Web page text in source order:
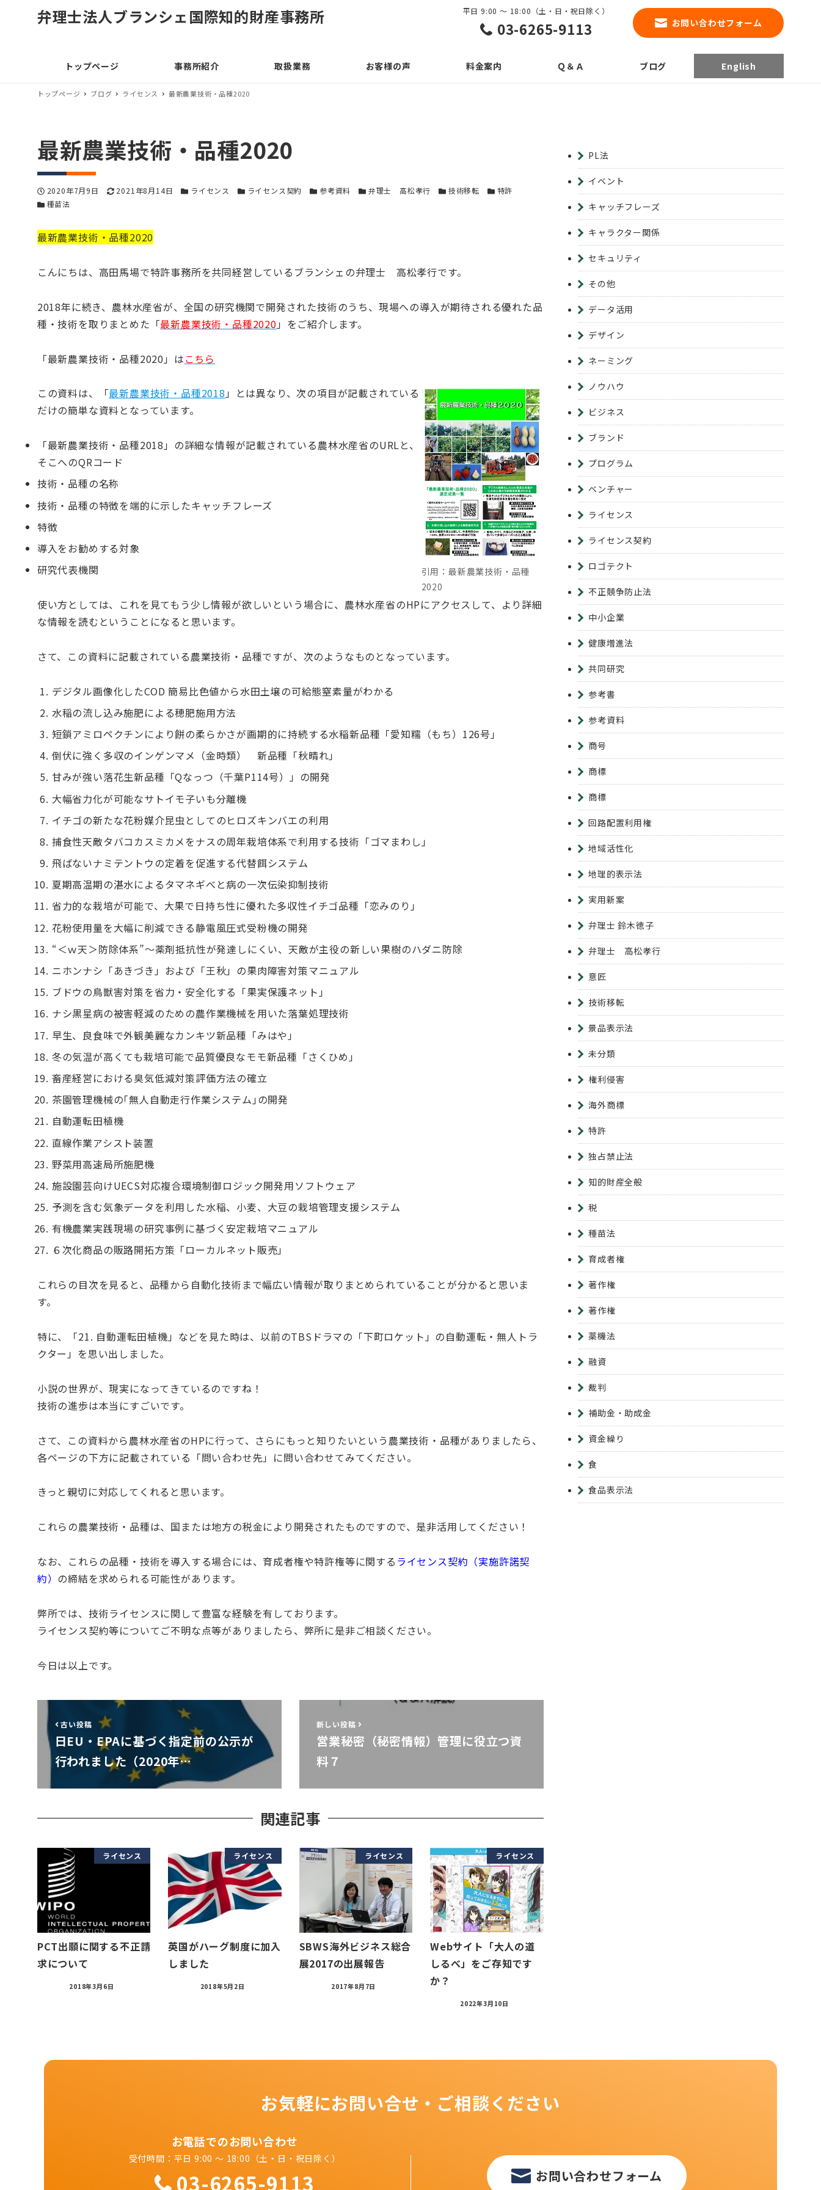
弁理士法人ブランシェ国際知的財産事務所
03-6265-9113
平日 9:00 ～ 18:00（土・日・祝日除く）
お問い合わせフォーム
トップページ 事務所紹介 取扱業務 お客様の声 料金案内 Ｑ＆Ａ ブログ English
トップページ ブログ ライセンス 最新農業技術・品種2020
最新農業技術・品種2020
投稿日
2020年7月9日 更新日
2021年8月14日 カテゴリー
ライセンス カテゴリー
ライセンス契約 カテゴリー
参考資料 カテゴリー
弁理士 高松孝行 カテゴリー
技術移転 カテゴリー
特許
カテゴリー
種苗法
最新農業技術・品種2020
こんにちは、高田馬場で特許事務所を共同経営しているブランシェの弁理士 高松孝行です。
2018年に続き、農林水産省が、全国の研究機関で開発された技術のうち、現場への導入が期待される優れた品
種・技術を取りまとめた「最新農業技術・品種2020 」をご紹介します。
「最新農業技術・品種2020」はこちら
引用：最新農業技術・品種
2020
この資料は、「最新農業技術・品種2018 」とは異なり、次の項目が記載されている
だけの簡単な資料となっています。
「最新農業技術・品種2018」の詳細な情報が記載されている農林水産省のURLと、
そこへのQRコード
技術・品種の名称
技術・品種の特徴を端的に示したキャッチフレーズ
特徴
導入をお勧めする対象
研究代表機関
使い方としては、これを見てもう少し情報が欲しいという場合に、農林水産省のHPにアクセスして、より詳細
な情報を読むということになると思います。
さて、この資料に記載されている農業技術・品種ですが、次のようなものとなっています。
デジタル画像化したCOD 簡易比色値から水田土壌の可給態窒素量がわかる
水稲の流し込み施肥による穂肥施用方法
短鎖アミロペクチンにより餅の柔らかさが画期的に持続する水稲新品種「愛知糯（もち）126号」
倒伏に強く多収のインゲンマメ（金時類） 新品種「秋晴れ」
甘みが強い落花生新品種「Qなっつ（千葉P114号）」の開発
大幅省力化が可能なサトイモ子いも分離機
イチゴの新たな花粉媒介昆虫としてのヒロズキンバエの利用
捕食性天敵タバコカスミカメをナスの周年栽培体系で利用する技術「ゴマまわし」
飛ばないナミテントウの定着を促進する代替餌システム
夏期高温期の湛水によるタマネギべと病の一次伝染抑制技術
省力的な栽培が可能で、大果で日持ち性に優れた多収性イチゴ品種「恋みのり」
花粉使用量を大幅に削減できる静電風圧式受粉機の開発
“＜ｗ天＞防除体系”～薬剤抵抗性が発達しにくい、天敵が主役の新しい果樹のハダニ防除
ニホンナシ「あきづき」および「王秋」の果肉障害対策マニュアル
ブドウの鳥獣害対策を省力・安全化する「果実保護ネット」
ナシ黒星病の被害軽減のための農作業機械を用いた落葉処理技術
早生、良食味で外観美麗なカンキツ新品種「みはや」
冬の気温が高くても栽培可能で品質優良なモモ新品種「さくひめ」
畜産経営における臭気低減対策評価方法の確立
茶園管理機械の｢無人自動走行作業システム｣の開発
自動運転田植機
直線作業アシスト装置
野菜用高速局所施肥機
施設園芸向けUECS対応複合環境制御ロジック開発用ソフトウェア
予測を含む気象データを利用した水稲、小麦、大豆の栽培管理支援システム
有機農業実践現場の研究事例に基づく安定栽培マニュアル
６次化商品の販路開拓方策「ローカルネット販売」
これらの目次を見ると、品種から自動化技術まで幅広い情報が取りまとめられていることが分かると思いま
す。
特に、「21. 自動運転田植機」などを見た時は、以前のTBSドラマの「下町ロケット」の自動運転・無人トラ
クター」を思い出しました。
小説の世界が、現実になってきているのですね！
技術の進歩は本当にすごいです。
さて、この資料から農林水産省のHPに行って、さらにもっと知りたいという農業技術・品種がありましたら、
各ページの下方に記載されている「問い合わせ先」に問い合わせてみてください。
きっと親切に対応してくれると思います。
これらの農業技術・品種は、国または地方の税金により開発されたものですので、是非活用してください！
なお、これらの品種・技術を導入する場合には、育成者権や特許権等に関する ライセンス契約（実施許諾契
約） の締結を求められる可能性があります。
弊所では、技術ライセンスに関して豊富な経験を有しております。
ライセンス契約等についてご不明な点等がありましたら、弊所に是非ご相談ください。
今日は以上です。
古い投稿
日EU・EPAに基づく指定前の公示が
行われました（2020年…
新しい投稿
営業秘密（秘密情報）管理に役立つ資
料７
関連記事
ライセンス
PCT出願に関する不正請
求について
2018年3月6日
ライセンス
英国がハーグ制度に加入
しました
2018年5月2日
ライセンス
SBWS海外ビジネス総合
展2017の出展報告
2017年8月7日
ライセンス
Webサイト「大人の道
しるべ」をご存知です
か？
2022年3月10日
PL法
イベント
キャッチフレーズ
キャラクター関係
セキュリティ
その他
データ活用
デザイン
ネーミング
ノウハウ
ビジネス
ブランド
プログラム
ベンチャー
ライセンス
ライセンス契約
ロゴテクト
不正競争防止法
中小企業
健康増進法
共同研究
参考書
参考資料
商号
商標
商標
回路配置利用権
地域活性化
地理的表示法
実用新案
弁理士 鈴木徳子
弁理士 高松孝行
意匠
技術移転
景品表示法
未分類
権利侵害
海外商標
特許
独占禁止法
知的財産全般
税
種苗法
育成者権
著作権
著作権
薬機法
融資
裁判
補助金・助成金
資金繰り
食
食品表示法
お気軽にお問い合せ・ご相談ください
お電話でのお問い合わせ
受付時間：平日 9:00 ～ 18:00（土・日・祝日除く）
03-6265-9113 お問い合わせフォーム